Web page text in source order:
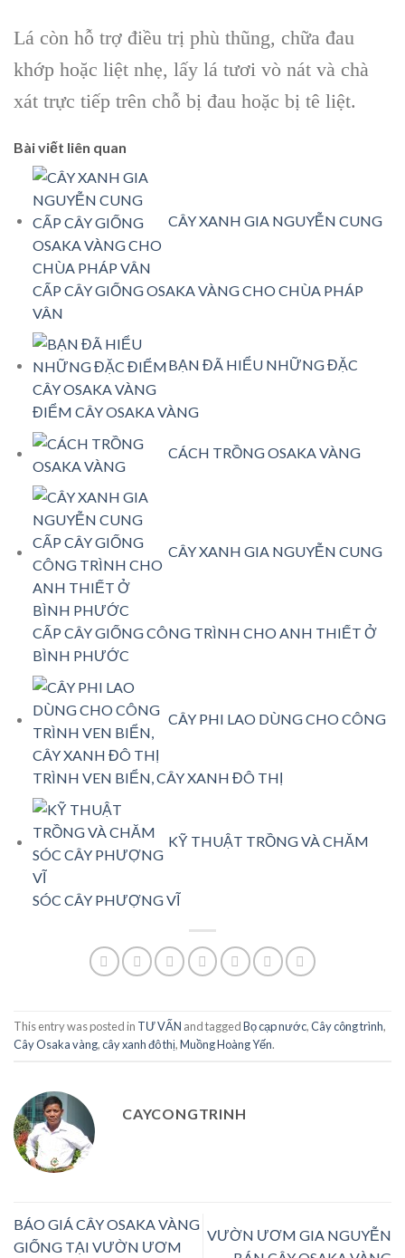
Lá còn hỗ trợ điều trị phù thũng, chữa đau
khớp hoặc liệt nhẹ, lấy lá tươi vò nát và chà
xát trực tiếp trên chỗ bị đau hoặc bị tê liệt.
Bài viết liên quan
CÂY XANH GIA NGUYỄN CUNG
CẤP CÂY GIỐNG OSAKA VÀNG CHO CHÙA PHÁP
VÂN
BẠN ĐÃ HIỂU NHỮNG ĐẶC
ĐIỂM CÂY OSAKA VÀNG
CÁCH TRỒNG OSAKA VÀNG
CÂY XANH GIA NGUYỄN CUNG
CẤP CÂY GIỐNG CÔNG TRÌNH CHO ANH THIẾT Ở
BÌNH PHƯỚC
CÂY PHI LAO DÙNG CHO CÔNG
TRÌNH VEN BIỂN, CÂY XANH ĐÔ THỊ
KỸ THUẬT TRỒNG VÀ CHĂM
SÓC CÂY PHƯỢNG VĨ
This entry was posted in TƯ VẤN and taggedBọ cạp nước,Cây công trình,
Cây Osaka vàng,cây xanh đô thị,Muồng Hoàng Yến.
CAYCONGTRINH
BÁO GIÁ CÂY OSAKA VÀNG
GIỐNG TẠI VƯỜN ƯƠM
VƯỜN ƯƠM GIA NGUYỄN